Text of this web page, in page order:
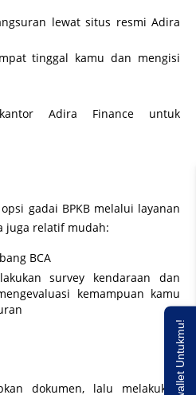
lewat situs resmi Adira
tinggal kamu dan mengisi
Adira Finance untuk
gadai BPKB melalui layanan
juga relatif mudah:
BCA
survey kendaraan dan
kemampuan kamu
dokumen, lalu melakukan